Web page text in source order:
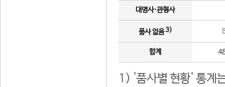
대명사·관형사
품사 없음3)
합계
1) '품사별 현황' 통계